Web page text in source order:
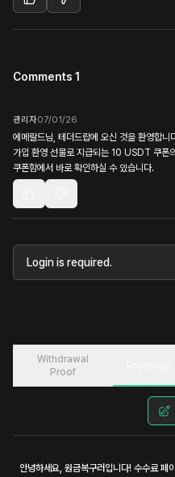
Comments 1
관리자07/01/26
에메랄드님, 테더드랍에 오신 것을 환영합니
가입 환영 선물로 지급되는 10 USDT 쿠폰
쿠폰함에서 바로 확인하실 수 있습니다.
Login is required.
Withdrawal
Proof
안녕하세요, 원금복구러입니다! 수수료 페